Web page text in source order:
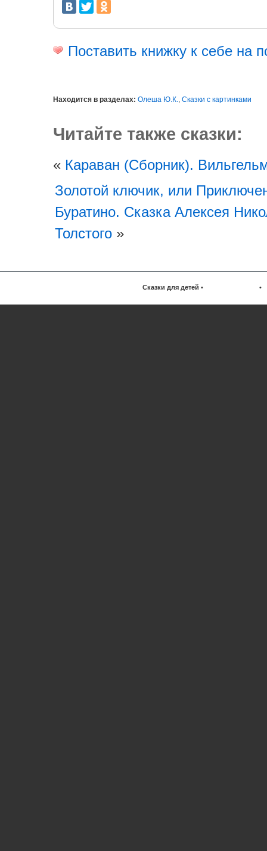
Поставить книжку к себе на
Находится в разделах: Олеша Ю.К., Сказки с картинками
Читайте также сказки:
« Караван (Сборник).
Золотой ключик, или
Буратино. Сказка Алексея
Толстого »
Сказки для детей • •